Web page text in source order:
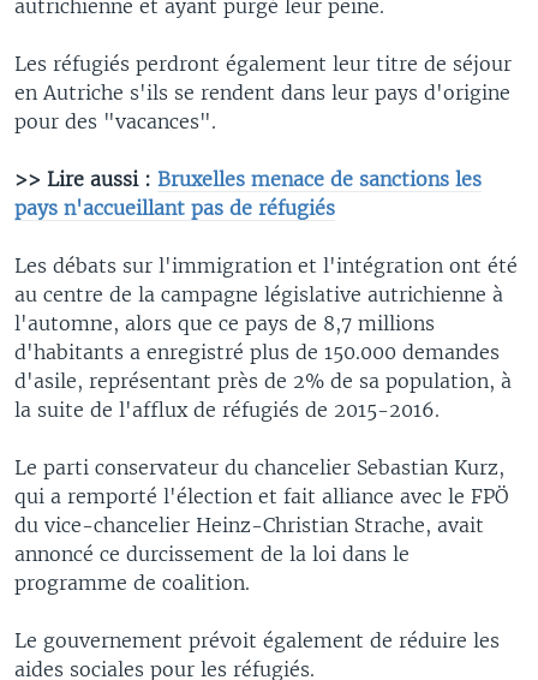
autrichienne et ayant purgé leur peine.
Les réfugiés perdront également leur titre de séjour
en Autriche s'ils se rendent dans leur pays d'origine
pour des "vacances".
>> Lire aussi : Bruxelles menace de sanctions les
pays n'accueillant pas de réfugiés
Les débats sur l'immigration et l'intégration ont été
au centre de la campagne législative autrichienne à
l'automne, alors que ce pays de 8,7 millions
d'habitants a enregistré plus de 150.000 demandes
d'asile, représentant près de 2% de sa population, à
la suite de l'afflux de réfugiés de 2015-2016.
Le parti conservateur du chancelier Sebastian Kurz,
qui a remporté l'élection et fait alliance avec le FPÖ
du vice-chancelier Heinz-Christian Strache, avait
annoncé ce durcissement de la loi dans le
programme de coalition.
Le gouvernement prévoit également de réduire les
aides sociales pour les réfugiés.